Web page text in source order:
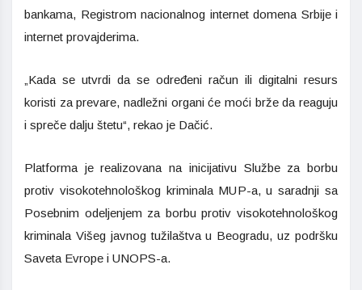
bankama, Registrom nacionalnog internet domena Srbije i
internet provajderima.
„Kada se utvrdi da se određeni račun ili digitalni resurs
koristi za prevare, nadležni organi će moći brže da reaguju
i spreče dalju štetu“, rekao je Dačić.
Platforma je realizovana na inicijativu Službe za borbu
protiv visokotehnološkog kriminala MUP-a, u saradnji sa
Posebnim odeljenjem za borbu protiv visokotehnološkog
kriminala Višeg javnog tužilaštva u Beogradu, uz podršku
Saveta Evrope i UNOPS-a.